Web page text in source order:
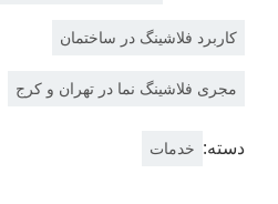
کاربرد فلاشینگ در ساختمان
مجری فلاشینگ نما در تهران و کرج
دسته: خدمات